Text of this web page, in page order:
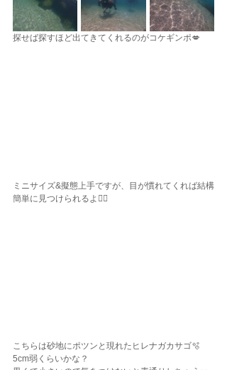
探せば探すほど出てきてくれるのがコケギンポ💋
ミニサイズ&擬態上手ですが、目が慣れてくれば結構
簡単に見つけられるよ✌🏽
こちらは砂地にポツンと現れたヒレナガカサゴ🫧
5cm弱くらいかな？